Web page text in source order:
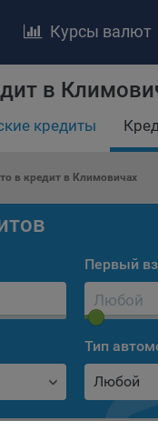
Курсы валют
в
кредиты
в кредит в Климовичах
Первый
Тип
Любой